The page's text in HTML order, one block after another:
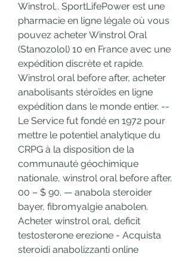
Winstrol,. SportLifePower est une
pharmacie en ligne légale où vous
pouvez acheter Winstrol Oral
(Stanozolol) 10 en France avec une
expédition discrète et rapide.
Winstrol oral before after, acheter
anabolisants stéroïdes en ligne
expédition dans le monde entier. --
Le Service fut fondé en 1972 pour
mettre le potentiel analytique du
CRPG à la disposition de la
communauté géochimique
nationale, winstrol oral before after.
00 – $ 90. — anabola steroider
bayer, fibromyalgie anabolen.
Acheter winstrol oral, deficit
testosterone erezione - Acquista
steroidi anabolizzanti online